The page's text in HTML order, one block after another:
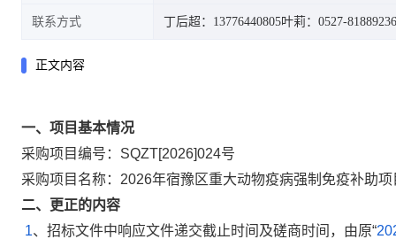
联系方式 丁后超：13776440805叶莉：0527-81889236
正文内容
一、项目基本情况
采购项目编号： SQZT[2026]024号
采购项目名称：2026年宿豫区重大动物疫病强制免疫补助
二、更正的内容
1、招标文件中响应文件递交截止时间及磋商时间，由原“